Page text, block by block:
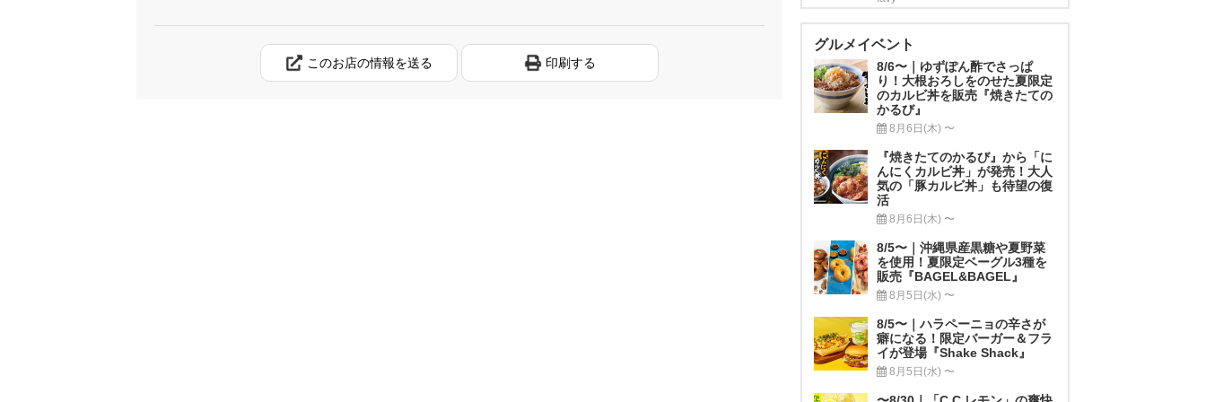
このお店の情報を送る 印刷する
グルメイベント
8/6〜｜ゆずぽん酢でさっぱ
り！大根おろしをのせた夏限定
のカルビ丼を販売『焼きたての
かるび』
8月6日(木) 〜
『焼きたてのかるび』から「に
んにくカルビ丼」が発売！大人
気の「豚カルビ丼」も待望の復
活
8月6日(木) 〜
8/5〜｜沖縄県産黒糖や夏野菜
を使用！夏限定ベーグル3種を
販売『BAGEL&BAGEL』
8月5日(水) 〜
8/5〜｜ハラペーニョの辛さが
癖になる！限定バーガー＆フラ
イが登場『Shake Shack』
8月5日(水) 〜